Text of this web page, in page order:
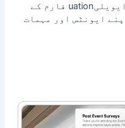
راستہ بناتا ہے۔ یہاں ایونٹ ایویلیuation فارم کے
ایونٹس اور مہمات